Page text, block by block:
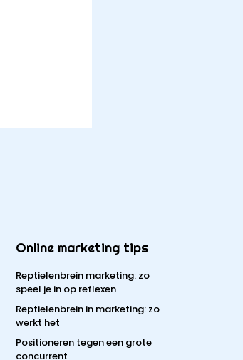
Online marketing tips
Reptielenbrein marketing: zo
speel je in op reflexen
Reptielenbrein in marketing: zo
werkt het
Positioneren tegen een grote
concurrent